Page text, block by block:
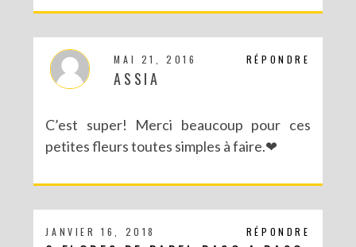
RÉPONDRE
MAI 21, 2016
ASSIA
C’est super! Merci beaucoup pour ces
petites fleurs toutes simples à faire.❤
RÉPONDRE
JANVIER 16, 2018